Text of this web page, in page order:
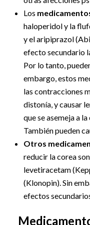
Los
haloperidol y la
y el aripiprazol
efecto secundario
Por lo tanto,
embargo, estos
las contracciones
distonía, y causar
que se asemeja a
También pueden
Otros
reducir la corea
levetiracetam
(Klonopin). Sin
efectos